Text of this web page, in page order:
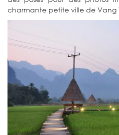
charmante petite ville de Vang